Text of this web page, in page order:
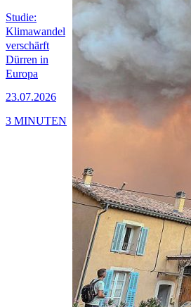
Studie:
Klimawandel
verschärft
Dürren in
Europa
23.07.2026
3 MINUTEN